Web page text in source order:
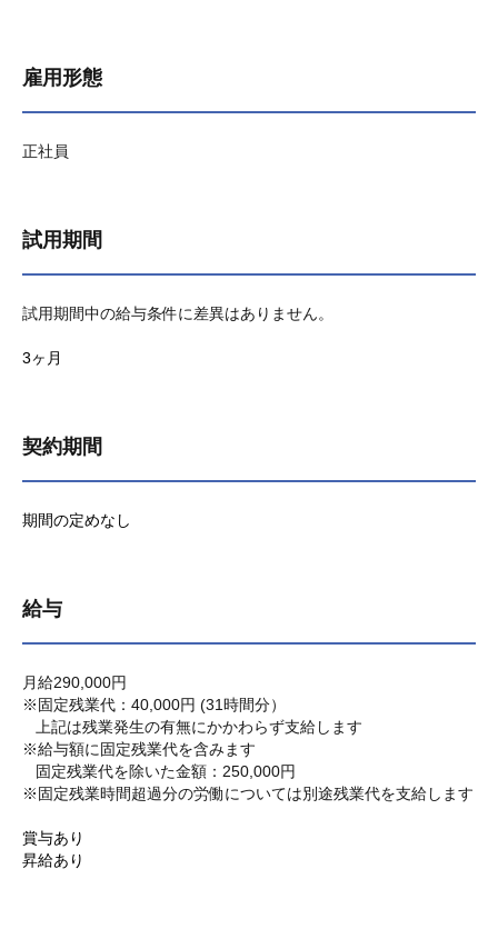
雇用形態
正社員
試用期間
試用期間中の給与条件に差異はありません。
3ヶ月
契約期間
期間の定めなし
給与
月給290,000円
※固定残業代：40,000円 (31時間分）
上記は残業発生の有無にかかわらず支給します
※給与額に固定残業代を含みます
固定残業代を除いた金額：250,000円
※固定残業時間超過分の労働については別途残業代を支給します
賞与あり
昇給あり